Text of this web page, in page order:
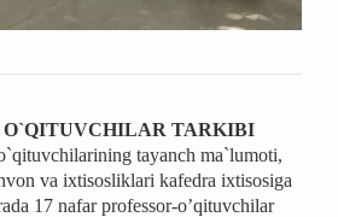
O`QITUVCHILAR TARKIBI
tayanch ma`lumoti,
va ixtisosliklari kafedra ixtisosiga
17 nafar professor-o’qituvchilar